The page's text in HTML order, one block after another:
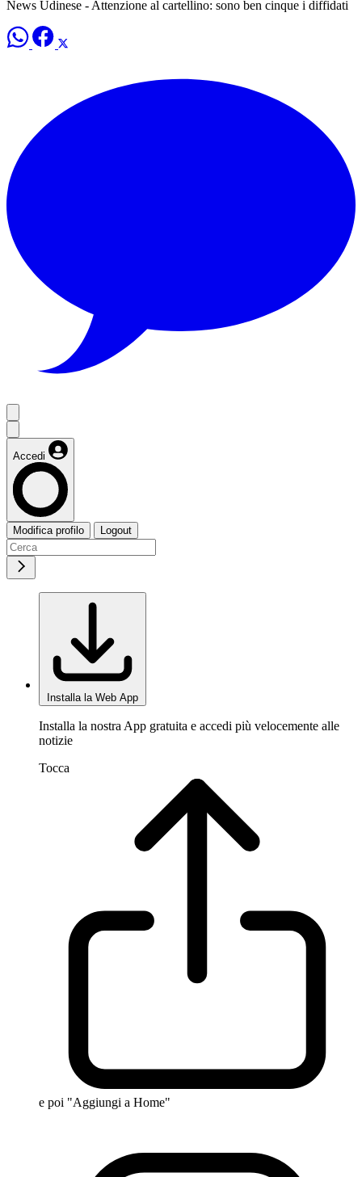
News Udinese - Attenzione al cartellino: sono ben cinque i diffidati
Accedi
Modifica profilo Logout
Installa la Web App
Installa la nostra App gratuita e accedi più velocemente alle
notizie
Tocca
e poi "Aggiungi a Home"